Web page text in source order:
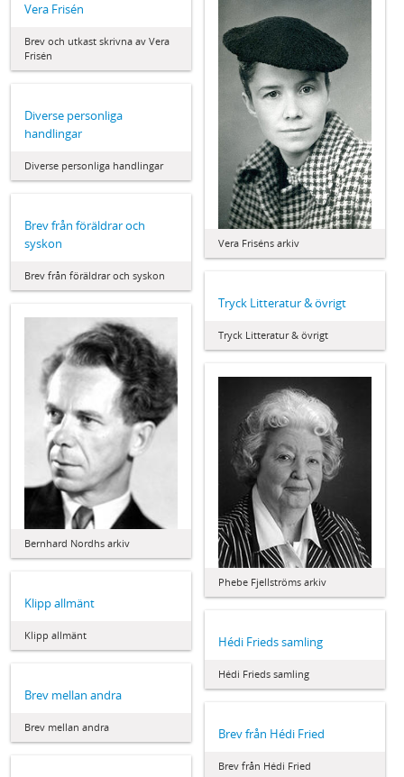
Vera Frisén
Brev och utkast skrivna av Vera
Frisén
Vera Friséns arkiv
Diverse personliga
handlingar
Diverse personliga handlingar
Brev från föräldrar och
syskon
Brev från föräldrar och syskon
Tryck Litteratur & övrigt
Tryck Litteratur & övrigt
Bernhard Nordhs arkiv
Phebe Fjellströms arkiv
Klipp allmänt
Klipp allmänt Hédi Frieds samling
Hédi Frieds samling
Brev mellan andra
Brev mellan andra Brev från Hédi Fried
Brev från Hédi Fried